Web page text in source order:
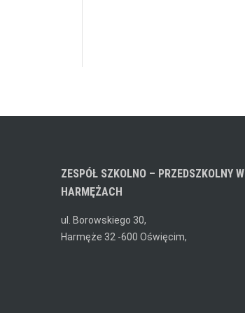
ZESPÓŁ SZKOLNO – PRZEDSZKOLNY W
HARMĘŻACH
ul. Borowskiego 30,
Harmęże 32 -600 Oświęcim,